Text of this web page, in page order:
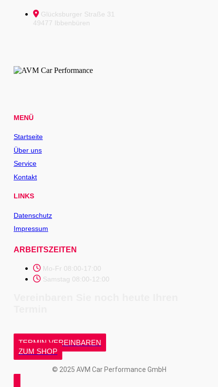
Glücksburger Straße 31
49477 Ibbenbüren
MENÜ
Startseite
Über uns
Service
Kontakt
LINKS
Datenschutz
Impressum
ARBEITSZEITEN
Mo-Fr 08:00-17:00
Samstag 08:00-12:00
TERMIN VEREINBAREN
ZUM SHOP
© 2025 AVM Car Performance GmbH